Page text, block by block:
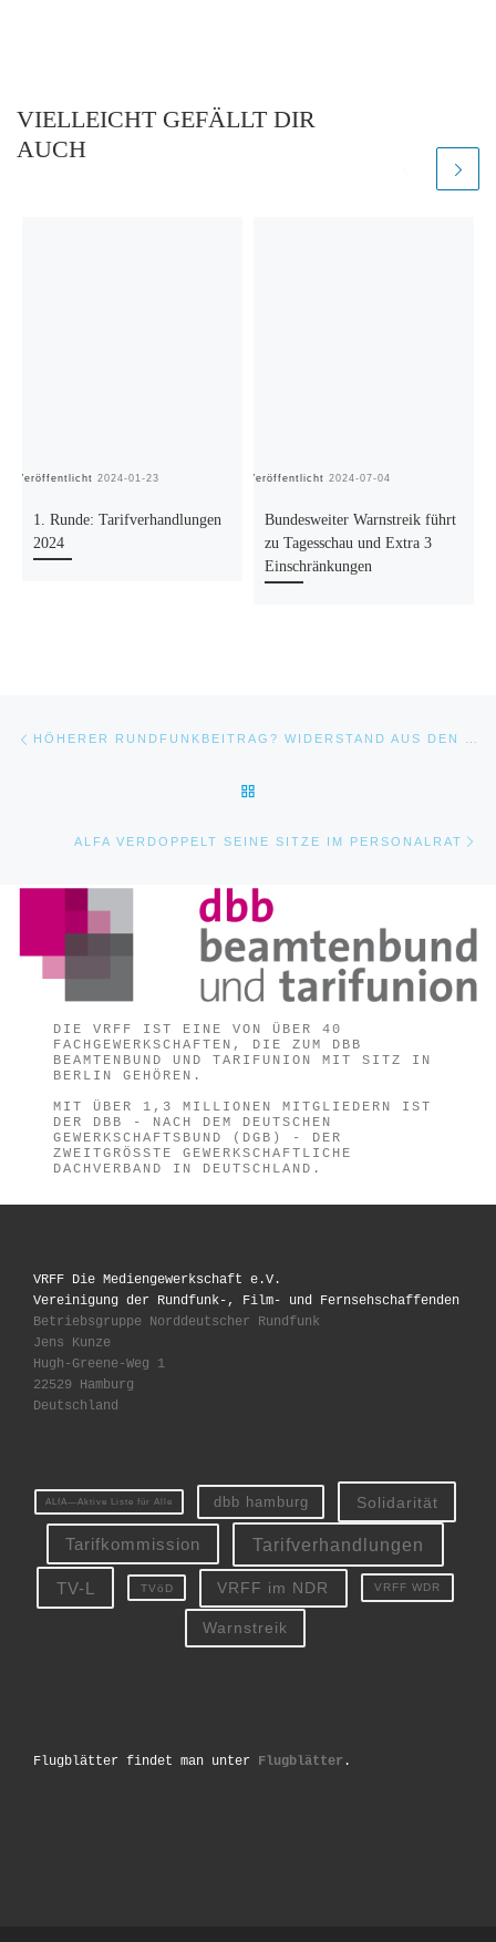
VIELLEICHT GEFÄLLT DIR
AUCH
Veröffentlicht2024-01-23
1. Runde: Tarifverhandlungen
2024
Veröffentlicht2024-07-04
Bundesweiter Warnstreik führt
zu Tagesschau und Extra 3
Einschränkungen
Beitragsnavigation HÖHERER RUNDFUNKBEITRAG? WIDERSTAND AUS DEN LÄNDERN
ALFA VERDOPPELT SEINE SITZE IM PERSONALRAT
DIE VRFF IST EINE VON ÜBER 40
FACHGEWERKSCHAFTEN, DIE ZUM DBB
BEAMTENBUND UND TARIFUNION MIT SITZ IN
BERLIN GEHÖREN.
MIT ÜBER 1,3 MILLIONEN MITGLIEDERN IST
DER DBB - NACH DEM DEUTSCHEN
GEWERKSCHAFTSBUND (DGB) - DER
ZWEITGRÖSSTE GEWERKSCHAFTLICHE D
ACHVERBAND IN DEUTSCHLAND.
VRFF Die Mediengewerkschaft e.V.
Vereinigung der Rundfunk-, Film- und Fernsehschaffenden
Betriebsgruppe Norddeutscher Rundfunk
Jens Kunze
Hugh-Greene-Weg 1
22529 Hamburg
Deutschland
ALfA—Aktive Liste für Alle dbb hamburg Solidarität
Tarifkommission Tarifverhandlungen
TV-L TVöD VRFF im NDR VRFF WDR
Warnstreik
Flugblätter findet man unter Flugblätter .